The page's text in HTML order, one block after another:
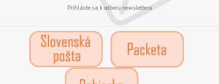
Prihláste sa k odberu newslettera